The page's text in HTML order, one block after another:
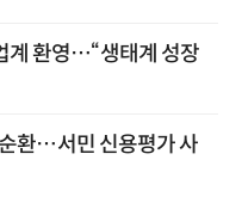
계 환영…“생태계 성장
환…서민 신용평가 사